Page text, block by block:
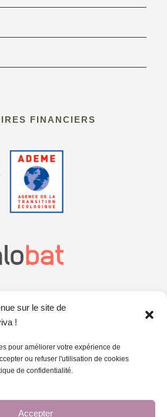
sur le site de
!
pour améliorer votre expérience de
ou refuser l'utilisation de cookies
de confidentialité.
Accepter
FINANCIERS